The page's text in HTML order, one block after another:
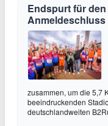
Endspurt für
zusammen, um die 5,7
beeindruckenden
deutschlandweiten